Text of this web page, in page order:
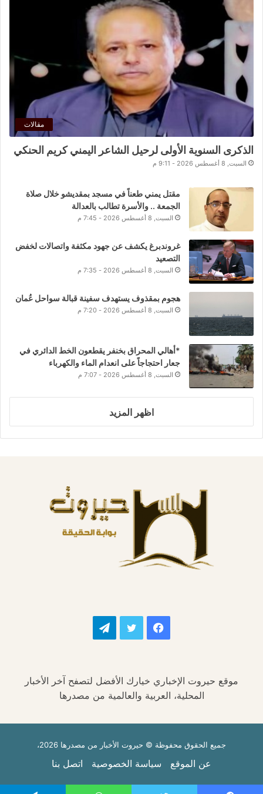
مقالات
الذكرى السنوية الأولى لرحيل الشاعر اليمني كريم الحنكي
السبت, 8 أغسطس 2026 - 9:11 م
مقتل يمني طعناً في مسجد بمقديشو خلال صلاة
الجمعة .. والأسرة تطالب بالعدالة
السبت, 8 أغسطس 2026 - 7:45 م
غروندبرغ يكشف عن جهود مكثفة واتصالات لخفض
التصعيد
السبت, 8 أغسطس 2026 - 7:35 م
هجوم بمقذوف يستهدف سفينة قبالة سواحل عُمان
السبت, 8 أغسطس 2026 - 7:20 م
*أهالي المحراق بخنفر يقطعون الخط الدائري في
جعار احتجاجاً على انعدام الماء والكهرباء
السبت, 8 أغسطس 2026 - 7:07 م
اظهر المزيد
فيسبوك تويتر تيلقرام
موقع حيروت الإخباري خيارك الأفضل لتصفح آخر الأخبار
المحلية، العربية والعالمية من مصدرها
جميع الحقوق محفوظة © حيروت الأخبار من مصدرها 2026،
عن الموقع سياسة الخصوصية اتصل بنا